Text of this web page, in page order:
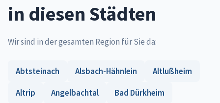
in diesen Städten
Wir sind in der gesamten Region für Sie da:
Abtsteinach Alsbach-Hähnlein
Altlußheim
Altrip
Angelbachtal
Bad Dürkheim